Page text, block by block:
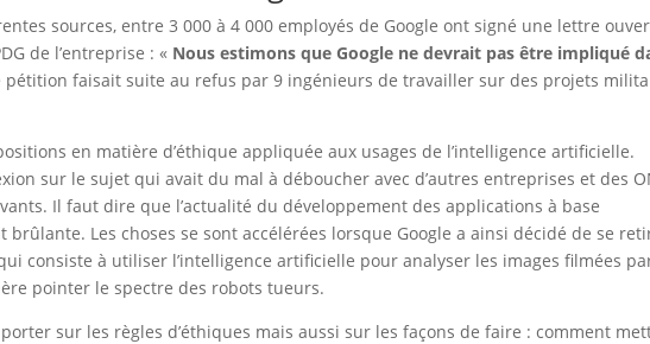
sources, entre 3 000 à 4 000 employés de Google ont signé une lettre
de l’entreprise : « Nous estimons que Google ne devrait pas être impliqué
pétition faisait suite au refus par 9 ingénieurs de travailler sur des projets
en matière d’éthique appliquée aux usages de l’intelligence artificielle.
sur le sujet qui avait du mal à déboucher avec d’autres entreprises et des
Il faut dire que l’actualité du développement des applications à base
brûlante. Les choses se sont accélérées lorsque Google a ainsi décidé de se
consiste à utiliser l’intelligence artificielle pour analyser les images filmées
pointer le spectre des robots tueurs.
sur les règles d’éthiques mais aussi sur les façons de faire : comment